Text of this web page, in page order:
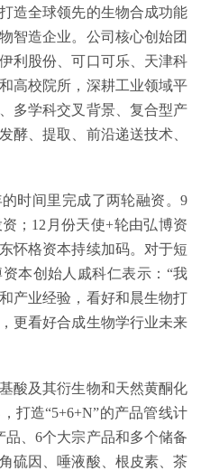
造全球领先的生物合成功能
智造企业。公司核心创始团
利股份、可口可乐、天津科
高校院所，深耕工业领域平
多学科交叉背景、复合型产
酵、提取、前沿递送技术、
时间里完成了两轮融资。9
；12月份天使+轮由弘博资
怀格资本持续加码。对于短
本创始人戚科仁表示：“我
产业经验，看好和晨生物打
更看好合成生物学行业未来
酸及其衍生物和天然黄酮化
打造“5+6+N”的产品管线计
、6个大宗产品和多个储备
硫因、唾液酸、根皮素、茶